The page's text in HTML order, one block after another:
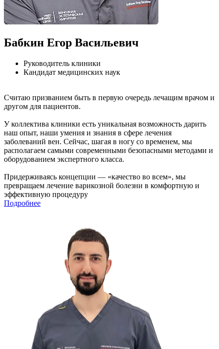
Бабкин Егор Васильевич
Руководитель клиники
Кандидат медицинских наук
Считаю призванием быть в первую очередь лечащим врачом и
другом для пациентов.
У коллектива клиники есть уникальная возможность дарить
наш опыт, наши умения и знания в сфере лечения
заболеваний вен. Сейчас, шагая в ногу со временем, мы
располагаем самыми современными безопасными методами и
оборудованием экспертного класса.
Придерживаясь концепции — «качество во всем», мы
превращаем лечение варикозной болезни в комфортную и
эффективную процедуру
Подробнее